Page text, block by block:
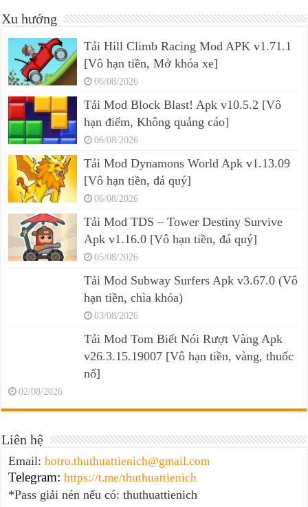
Xu hướng
Tải Hill Climb Racing Mod APK v1.71.1
[Vô hạn tiền, Mở khóa xe]
06/08/2026
Tải Mod Block Blast! Apk v10.5.2 [Vô
hạn điểm, Không quảng cáo]
06/08/2026
Tải Mod Dynamons World Apk v1.13.09
[Vô hạn tiền, đá quý]
06/08/2026
Tải Mod TDS – Tower Destiny Survive
Apk v1.16.0 [Vô hạn tiền, đá quý]
05/08/2026
Tải Mod Subway Surfers Apk v3.67.0 (Vô
hạn tiền, chìa khóa)
03/08/2026
Tải Mod Tom Biết Nói Rượt Vàng Apk
v26.3.15.19007 [Vô hạn tiền, vàng, thuốc
nổ]
02/08/2026
Liên hệ
Email:hotro.thuthuattienich@gmail.com
Telegram: https://t.me/thuthuattienich
*Pass giải nén nếu có: thuthuattienich